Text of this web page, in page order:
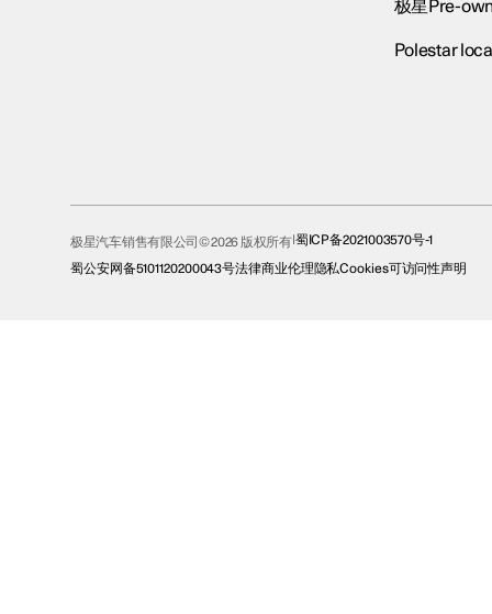
极星Pre-
Polestar
极星汽车销售有限公司© 2026 版权所有 蜀ICP备2021003570号-1
蜀公安网备5101120200043号法律商业伦理 隐私Cookies可访问性声明